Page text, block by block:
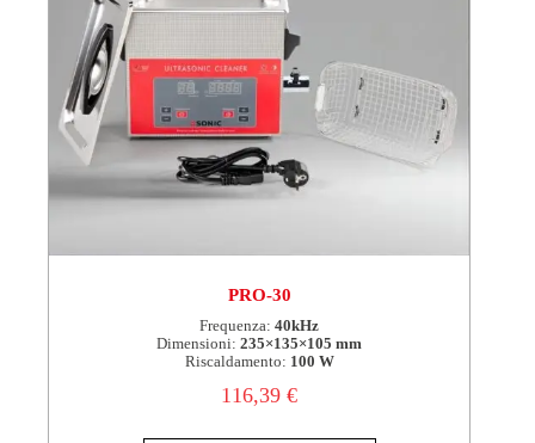
PRO-30
Frequenza: 40kHz
Dimensioni: 235×135×105 mm
Riscaldamento: 100 W
116,39€